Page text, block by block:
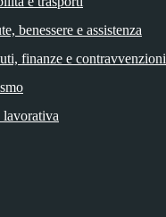
benessere e assistenza
finanze e contravvenzioni